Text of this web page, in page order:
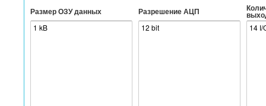
Размер ОЗУ данных Разрешение АЦП